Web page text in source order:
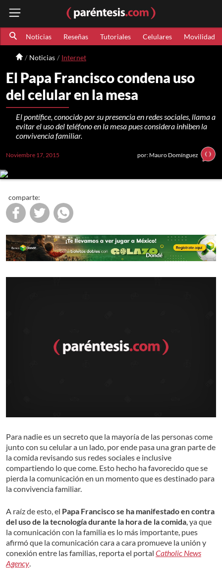
Noticias Reseñas Tutoriales Celulares Movilidad
Noticias Internet
El Papa Francisco condena uso
del celular en la mesa
El pontífice, conocido por su presencia en redes sociales, llama a
evitar el uso del teléfono en la mesa pues considera inhiben la
convivencia familiar.
Noviembre 17, 2015 por: Mauro Domínguez
comparte:
Para nadie es un secreto que la mayoría de las personas come
junto con su celular a un lado, por ende pasa una gran parte de
la comida revisando sus redes sociales e inclusive
compartiendo lo que come. Esto hecho ha favorecido que se
pierda la comunicación en un momento que es destinado para
la convivencia familiar.
A raíz de esto, el Papa Francisco se ha manifestado en contra
del uso de la tecnología durante la hora de la comida, ya que
la comunicación con la familia es lo más importante, pues
afirmó que la comunicación cara a cara promueve la unión y
conexión entre las familias, reporta el portal Catholic News
Agency.